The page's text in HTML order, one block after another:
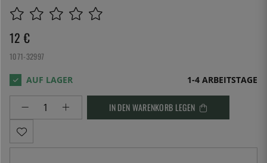
12 €
1071-32997
1-4 ARBEITSTAGE
IN DEN WARENKORB LEGEN